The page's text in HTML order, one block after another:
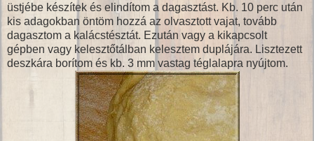
üstjébe készítek és elindítom a dagasztást. Kb. 10 perc után
kis adagokban öntöm hozzá az olvasztott vajat, tovább
dagasztom a kalácstésztát. Ezután vagy a kikapcsolt
gépben vagy kelesztőtálban kelesztem duplájára. Lisztezett
deszkára borítom és kb. 3 mm vastag téglalapra nyújtom.